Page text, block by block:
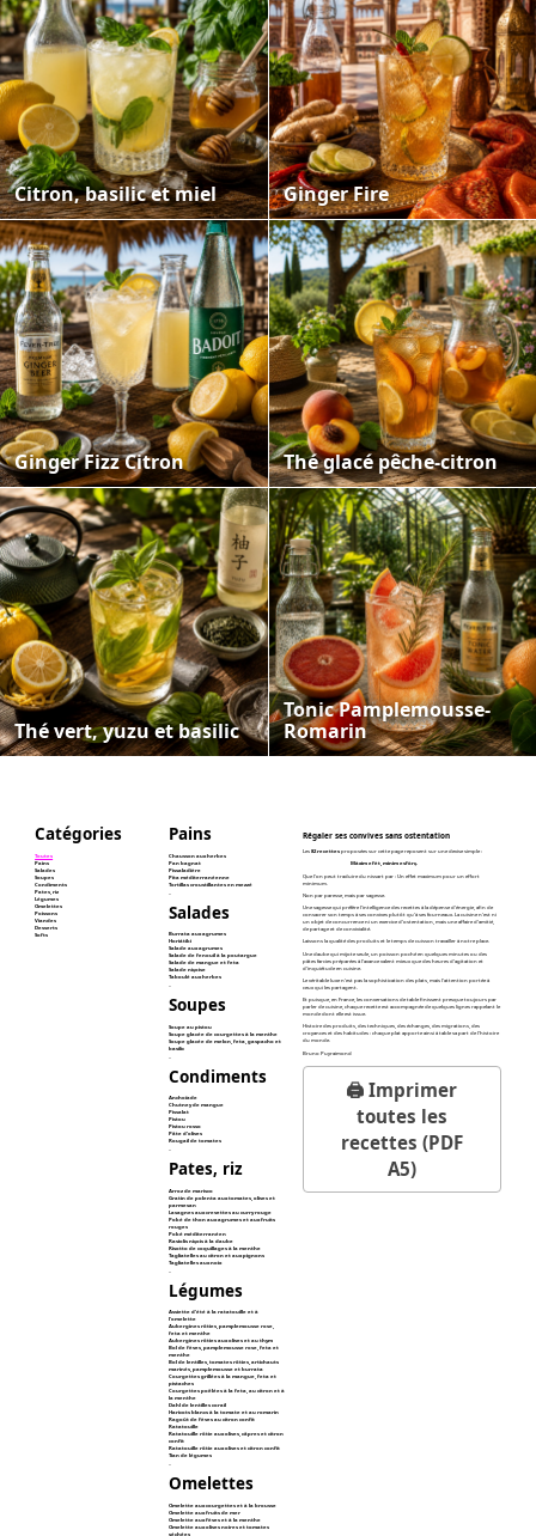
Citron, basilic et miel Ginger Fire
Ginger Fizz Citron Thé glacé pêche-citron
Thé vert, yuzu et basilic
Tonic Pamplemousse-
Romarin
Catégories
Toutes
Pains
Salades
Soupes
Condiments
Pates, riz
Légumes
Omelettes
Poissons
Viandes
Desserts
Softs
Pains
Chausson aux herbes
Pan bagnat
Pissaladière
Pita méditerranéenne
Tortillas croustillantes en mezzé
Salades
Burrata aux agrumes
Horiátiki
Salade aux agrumes
Salade de fenouil à la poutargue
Salade de mangue et feta
Salade niçoise
Taboulé aux herbes
Soupes
Soupe au pistou
Soupe glacée de courgettes à la menthe
Soupe glacée de melon, feta, gaspacho et
basilic
Condiments
Anchoïade
Chutney de mangue
Pissalat
Pistou
Pistou rosso
Pâte d’olives
Rougail de tomates
Pates, riz
Arroz de marisco
Gratin de polenta aux tomates, olives et
parmesan
Lasagnes aux crevettes au curry rouge
Poké de thon aux agrumes et aux fruits
rouges
Poké méditerranéen
Raviolis niçois à la daube
Risotto de coquillages à la menthe
Tagliatelles au citron et aux pignons
Tagliatelles aux noix
Légumes
Assiette d'été à la ratatouille et à
l'omelette
Aubergines rôties, pamplemousse rose,
feta et menthe
Aubergines rôties aux olives et au thym
Bol de fèves, pamplemousse rose, feta et
menthe
Bol de lentilles, tomates rôties, artichauts
marinés, pamplemousse et burrata
Courgettes grillées à la mangue, feta et
pistaches
Courgettes poêlées à la feta, au citron et à
la menthe
Dahl de lentilles corail
Haricots blancs à la tomate et au romarin
Ragoût de fèves au citron confit
Ratatouille
Ratatouille rôtie aux olives, câpres et citron
confit
Ratatouille rôtie aux olives et citron confit
Tian de légumes
Omelettes
Omelette aux courgettes et à la brousse
Omelette aux fruits de mer
Omelette aux fèves et à la menthe
Omelette aux olives noires et tomates
séchées
Régaler ses convives sans ostentation
Les82 recettesproposées sur cette page reposent sur une devise simple :
Màxim efèt, minim esfòrç.
Que l'on peut traduire du nissart par : Un effet maximum pour un effort
minimum.
Non par paresse, mais par sagesse.
Une sagesse qui préfère l'intelligence des recettes à la dépense d'énergie, afin de
consacrer son temps à ses convives plutôt qu'à ses fourneaux. La cuisine n'est ni
un objet de concurrence ni un exercice d'ostentation, mais une affaire d'amitié,
de partage et de convivialité.
Laissons la qualité des produits et le temps de cuisson travailler à notre place.
Une daube qui mijote seule, un poisson poché en quelques minutes ou des
pâtes farcies préparées à l'avance valent mieux que des heures d'agitation et
d'inquiétude en cuisine.
Le véritable luxe n'est pas la sophistication des plats, mais l'attention portée à
ceux qui les partagent.
Et puisque, en France, les conversations de table finissent presque toujours par
parler de cuisine, chaque recette est accompagnée de quelques lignes rappelant le
monde dont elle est issue.
Histoire des produits, des techniques, des échanges, des migrations, des
croyances et des habitudes : chaque plat apporte ainsi à table sa part de l'histoire
du monde.
Bruno Puyraimond
🖨️ Imprimer
toutes les
recettes (PDF
A5)